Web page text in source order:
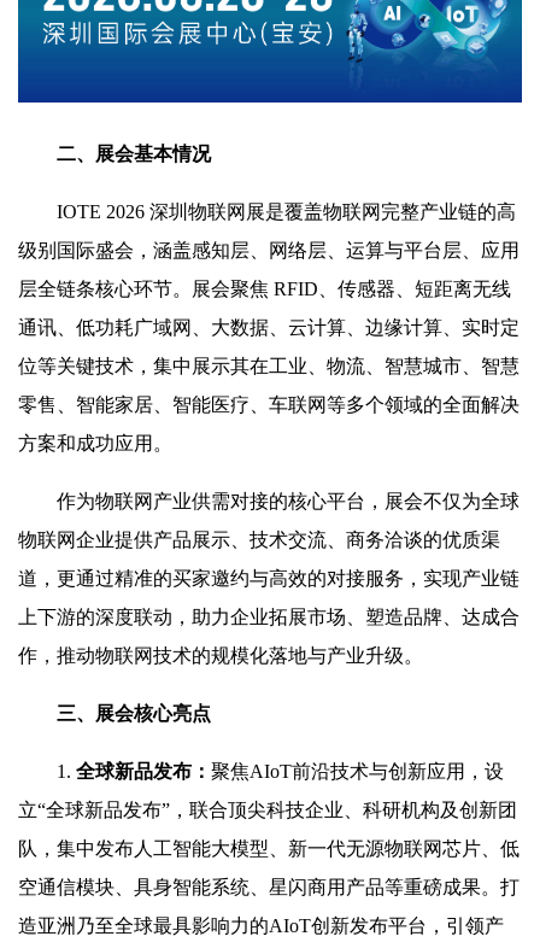
二、展会基本情况
IOTE 2026 深圳物联网展是覆盖物联网完整产业链的高
级别国际盛会，涵盖感知层、网络层、运算与平台层、应用
层全链条核心环节。展会聚焦 RFID、传感器、短距离无线
通讯、低功耗广域网、大数据、云计算、边缘计算、实时定
位等关键技术，集中展示其在工业、物流、智慧城市、智慧
零售、智能家居、智能医疗、车联网等多个领域的全面解决
方案和成功应用。
作为物联网产业供需对接的核心平台，展会不仅为全球
物联网企业提供产品展示、技术交流、商务洽谈的优质渠
道，更通过精准的买家邀约与高效的对接服务，实现产业链
上下游的深度联动，助力企业拓展市场、塑造品牌、达成合
作，推动物联网技术的规模化落地与产业升级。
三、展会核心亮点
1. 全球新品发布： 聚焦AIoT前沿技术与创新应用，设
立“全球新品发布”，联合顶尖科技企业、科研机构及创新团
队，集中发布人工智能大模型、新一代无源物联网芯片、低
空通信模块、具身智能系统、星闪商用产品等重磅成果。打
造亚洲乃至全球最具影响力的AIoT创新发布平台，引领产